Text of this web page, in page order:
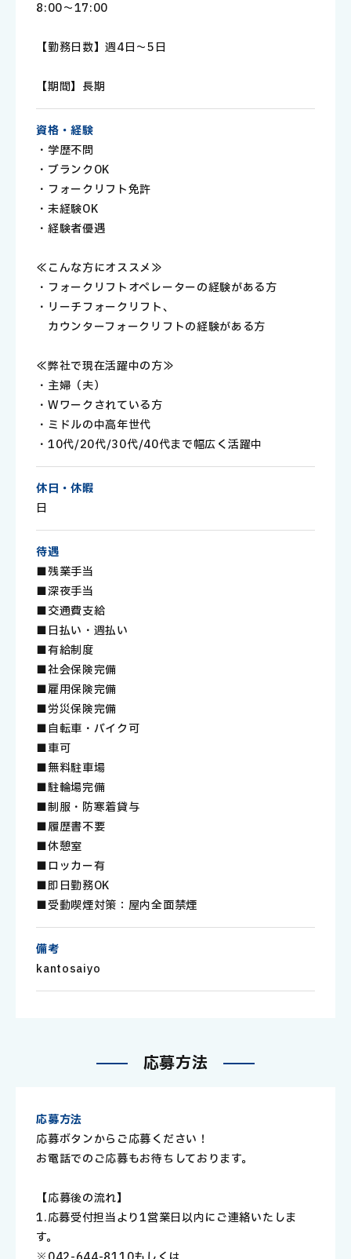
8:00～17:00
【勤務日数】週4日～5日
【期間】長期
資格・経験
・学歴不問
・ブランクOK
・フォークリフト免許
・未経験OK
・経験者優遇
≪こんな方にオススメ≫
・フォークリフトオペレーターの経験がある方
・リーチフォークリフト、
カウンターフォークリフトの経験がある方
≪弊社で現在活躍中の方≫
・主婦（夫）
・Wワークされている方
・ミドルの中高年世代
・10代/20代/30代/40代まで幅広く活躍中
休日・休暇
日
待遇
■残業手当
■深夜手当
■交通費支給
■日払い・週払い
■有給制度
■社会保険完備
■雇用保険完備
■労災保険完備
■自転車・バイク可
■車可
■無料駐車場
■駐輪場完備
■制服・防寒着貸与
■履歴書不要
■休憩室
■ロッカー有
■即日勤務OK
■受動喫煙対策：屋内全面禁煙
備考
kantosaiyo
応募方法
応募方法
応募ボタンからご応募ください！
お電話でのご応募もお待ちしております。
【応募後の流れ】
1.応募受付担当より1営業日以内にご連絡いたしま
す。